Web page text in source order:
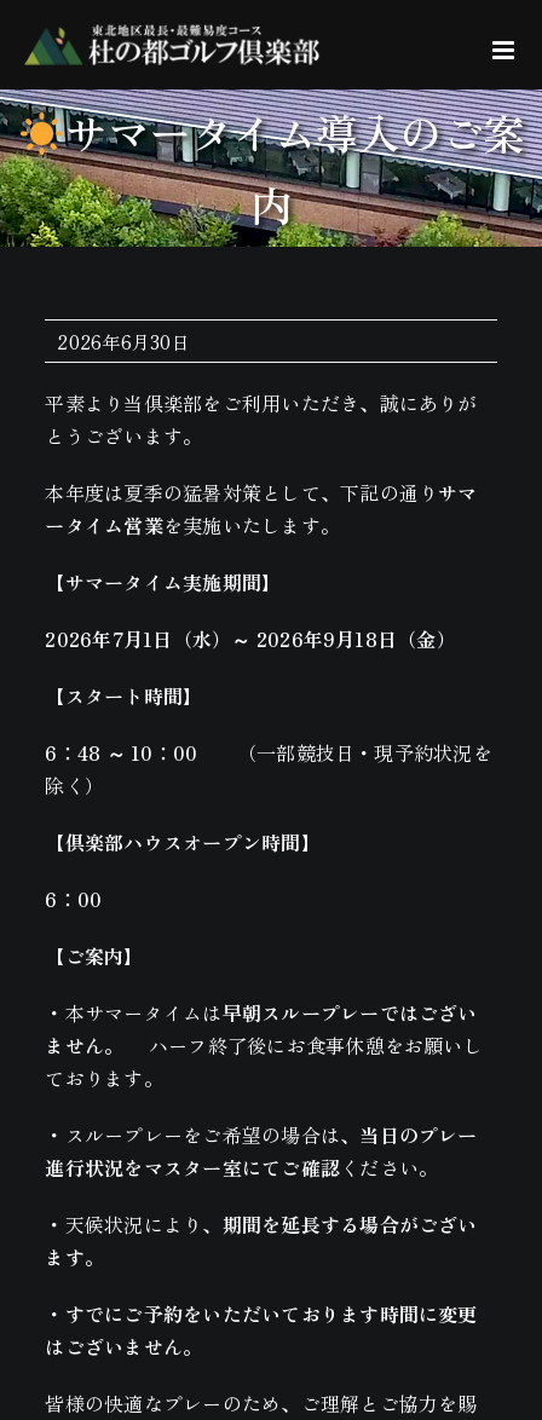
サマータイム導入のご案
内
2026年6月30日
平素より当倶楽部をご利用いただき、誠にありが
とうございます。
本年度は夏季の猛暑対策として、下記の通り サマ
ータイム営業を実施いたします。
【サマータイム実施期間】
2026年7月1日（水）～ 2026年9月18日（金）
【スタート時間】
6 ：48 ～ 10：00
（一部競技日・現予約状況を
除く）
【倶楽部ハウスオープン時間】
6 ：00
【ご案内】
・本サマータイムは早朝スループレーではござい
ません。
ハーフ終了後にお食事休憩をお願いし
ております。
・スループレーをご希望の場合は、 当日のプレー
進行状況をマスター室にてご確認 ください。
・天候状況により、 期間を延長する場合がござい
ます。
・すでにご予約をいただいております時間に変更
はございません。
皆様の快適なプレーのため、ご理解とご協力を賜